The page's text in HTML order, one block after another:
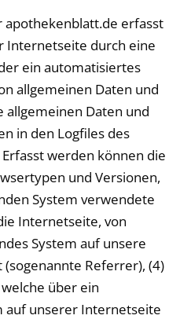
apothekenblatt.de erfasst
Internetseite durch eine
ein automatisiertes
allgemeinen Daten und
allgemeinen Daten und
in den Logfiles des
werden können die
und Versionen,
System verwendete
Internetseite, von
System auf unsere
Referrer), (4)
über ein
auf unserer Internetseite